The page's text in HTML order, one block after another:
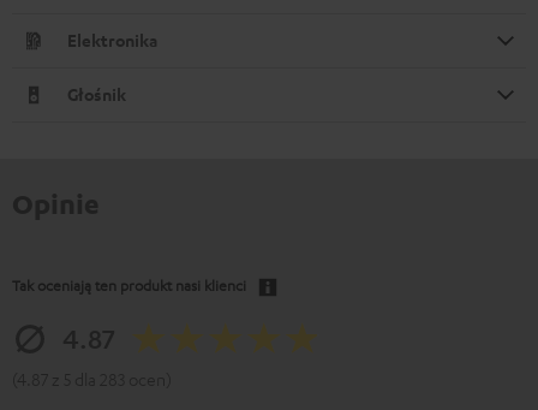
Elektronika
Głośnik
Tak oceniają ten produkt nasi klienci